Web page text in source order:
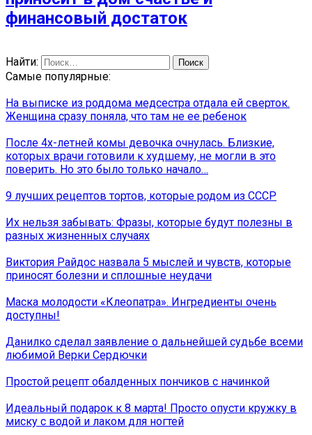
финансовый достаток
Найти:
Самые популярные:
На выписке из роддома медсестра отдала ей сверток.
Женщина сразу поняла, что там не ее ребенок
После 4х-летней комы девочка очнулась. Близкие,
которых врачи готовили к худшему, не могли в это
поверить. Но это было только начало…
9 лучших рецептов тортов, которые родом из СССР
Их нельзя забывать: Фразы, которые будут полезны в
разных жизненных случаях
Виктория Райдос назвала 5 мыслей и чувств, которые
приносят болезни и сплошные неудачи
Маска молодости «Клеопатра». Ингредиенты очень
доступны!
Данилко сделал заявление о дальнейшей судьбе всеми
любимой Верки Сердючки
Простой рецепт обалденных пончиков с начинкой
Идеальный подарок к 8 марта! Просто опусти кружку в
миску с водой и лаком для ногтей